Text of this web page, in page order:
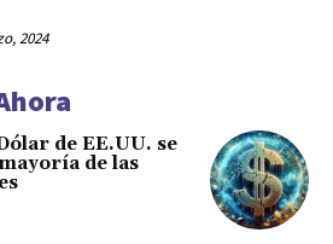
2024
de EE.UU. se
de las